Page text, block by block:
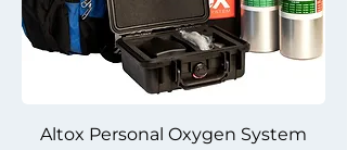
Altox Personal Oxygen System